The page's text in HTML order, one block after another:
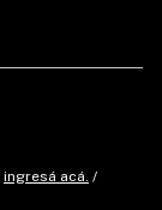
ingresá acá. /